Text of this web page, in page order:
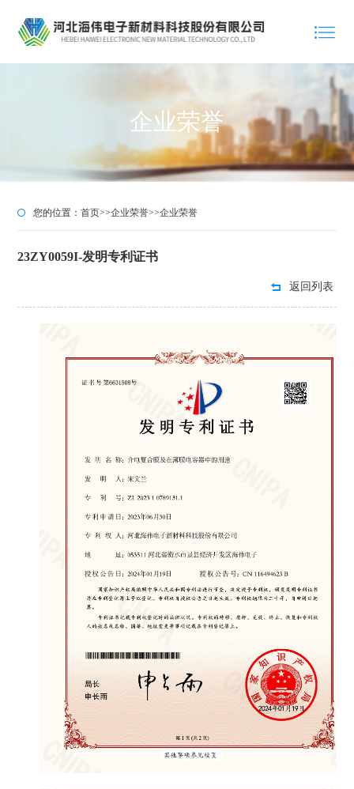
企业荣誉
您的位置：首页>>企业荣誉>>企业荣誉
23ZY0059I-发明专利证书
返回列表